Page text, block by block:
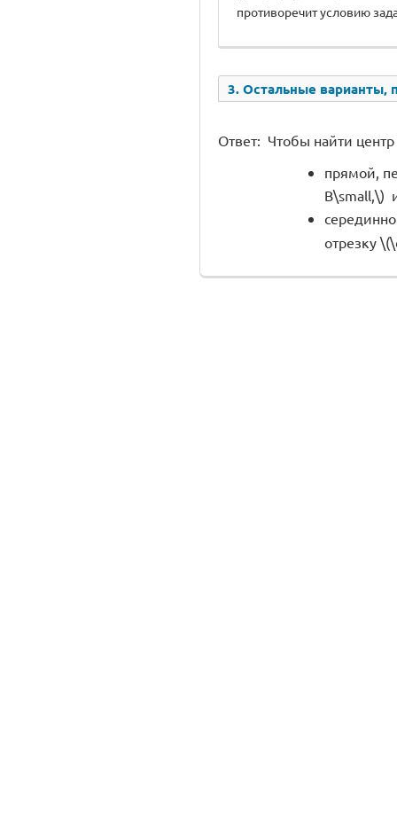
противоречит условию
3. Остальные варианты,
Ответ: Чтобы найти
прямой,
B\small,\)
отрезку